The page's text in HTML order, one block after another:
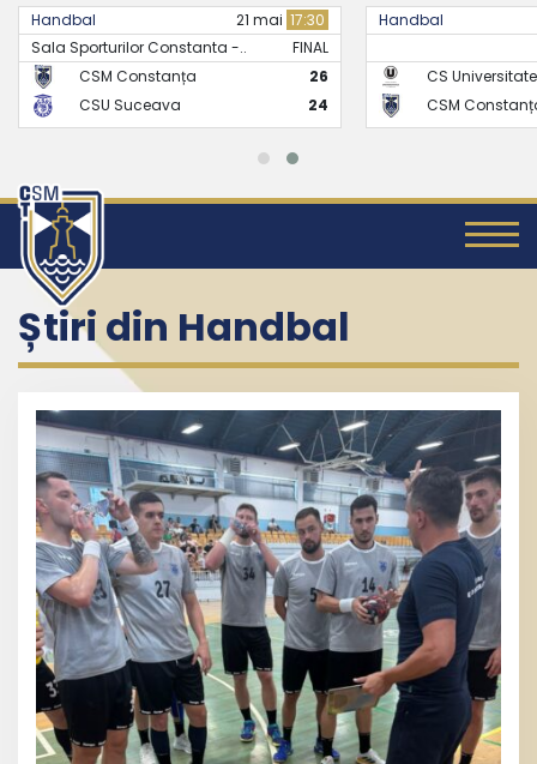
Handbal 21 mai 17:30
Sala Sporturilor Constanta -..
FINAL
CSM Constanța
26
CSU Suceava
24
Handbal
CS
CSM
Știri din Handbal